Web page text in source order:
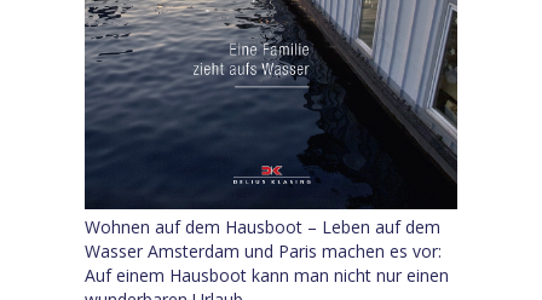
Wohnen auf dem Hausboot – Leben auf dem
Wasser Amsterdam und Paris machen es vor:
Auf einem Hausboot kann man nicht nur einen